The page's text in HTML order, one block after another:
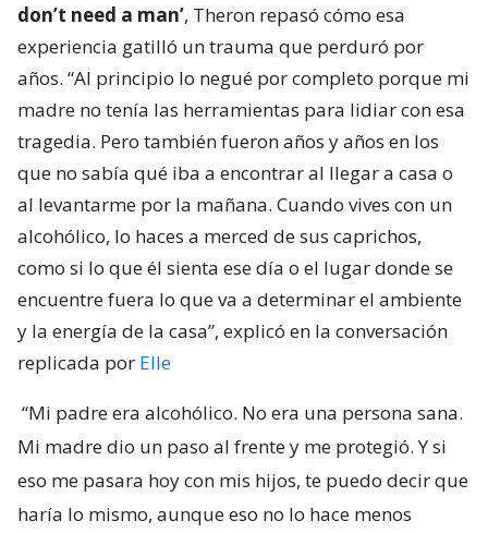
don’t need a man’, Theron repasó cómo esa
experiencia gatilló un trauma que perduró por
años. “Al principio lo negué por completo porque mi
madre no tenía las herramientas para lidiar con esa
tragedia. Pero también fueron años y años en los
que no sabía qué iba a encontrar al llegar a casa o
al levantarme por la mañana. Cuando vives con un
alcohólico, lo haces a merced de sus caprichos,
como si lo que él sienta ese día o el lugar donde se
encuentre fuera lo que va a determinar el ambiente
y la energía de la casa”, explicó en la conversación
replicada por Elle
“Mi padre era alcohólico. No era una persona sana.
Mi madre dio un paso al frente y me protegió. Y si
eso me pasara hoy con mis hijos, te puedo decir que
haría lo mismo, aunque eso no lo hace menos